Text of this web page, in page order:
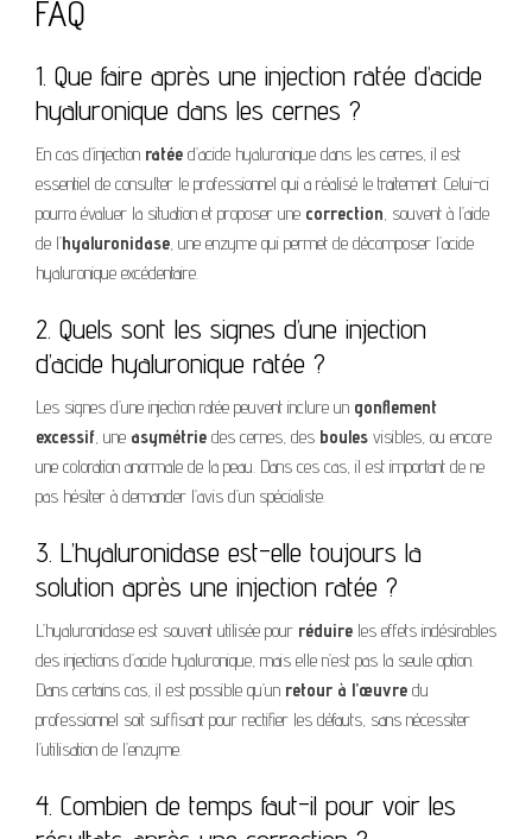
FAQ
1. Que faire après une injection ratée d’acide
hyaluronique dans les cernes ?
En cas d’injection ratée d’acide hyaluronique dans les cernes, il est
essentiel de consulter le professionnel qui a réalisé le traitement. Celui-ci
pourra évaluer la situation et proposer une correction, souvent à l’aide
de l’hyaluronidase, une enzyme qui permet de décomposer l’acide
hyaluronique excédentaire.
2. Quels sont les signes d’une injection
d’acide hyaluronique ratée ?
Les signes d’une injection ratée peuvent inclure un gonflement
excessif, une asymétrie des cernes, des boules visibles, ou encore
une coloration anormale de la peau. Dans ces cas, il est important de ne
pas hésiter à demander l’avis d’un spécialiste.
3. L’hyaluronidase est-elle toujours la
solution après une injection ratée ?
L’hyaluronidase est souvent utilisée pour réduire les effets indésirables
des injections d’acide hyaluronique, mais elle n’est pas la seule option.
Dans certains cas, il est possible qu’un retour à l’œuvre du
professionnel soit suffisant pour rectifier les défauts, sans nécessiter
l’utilisation de l’enzyme.
4. Combien de temps faut-il pour voir les